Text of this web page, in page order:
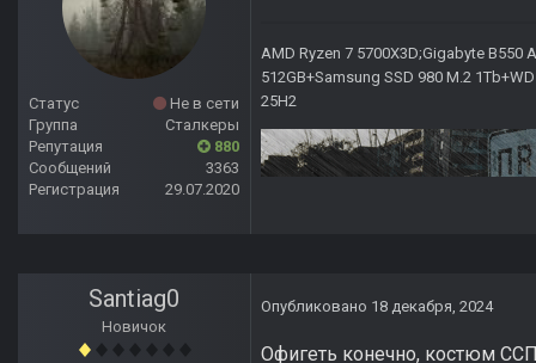
Статус
Не в сети
Группа
Сталкеры
Репутация
880
Сообщений
3363
Регистрация
29.07.2020
AMD Ryzen 7 5700X3D;Gigabyte B550
512GB+Samsung SSD 980 M.2
25H2
Santiag0
Новичок
Опубликовано 18 декабря, 2024
Офигеть конечно, костюм